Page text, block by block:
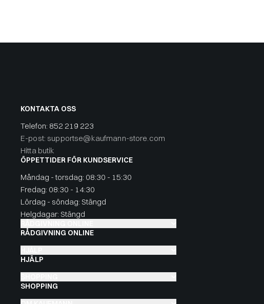
KONTAKTA OSS
Telefon: 852 219 223
E-post: supportse@kaufmann-store.com
Hitta butik
ÖPPETTIDER FÖR KUNDSERVICE
Måndag - torsdag: 08:30 - 15:30
Fredag: 08:30 - 14:30
Lördag - söndag: Stängd
Helgdagar: Stängd
RÅDGIVNING ONLINE
HJÄLP
SHOPPING